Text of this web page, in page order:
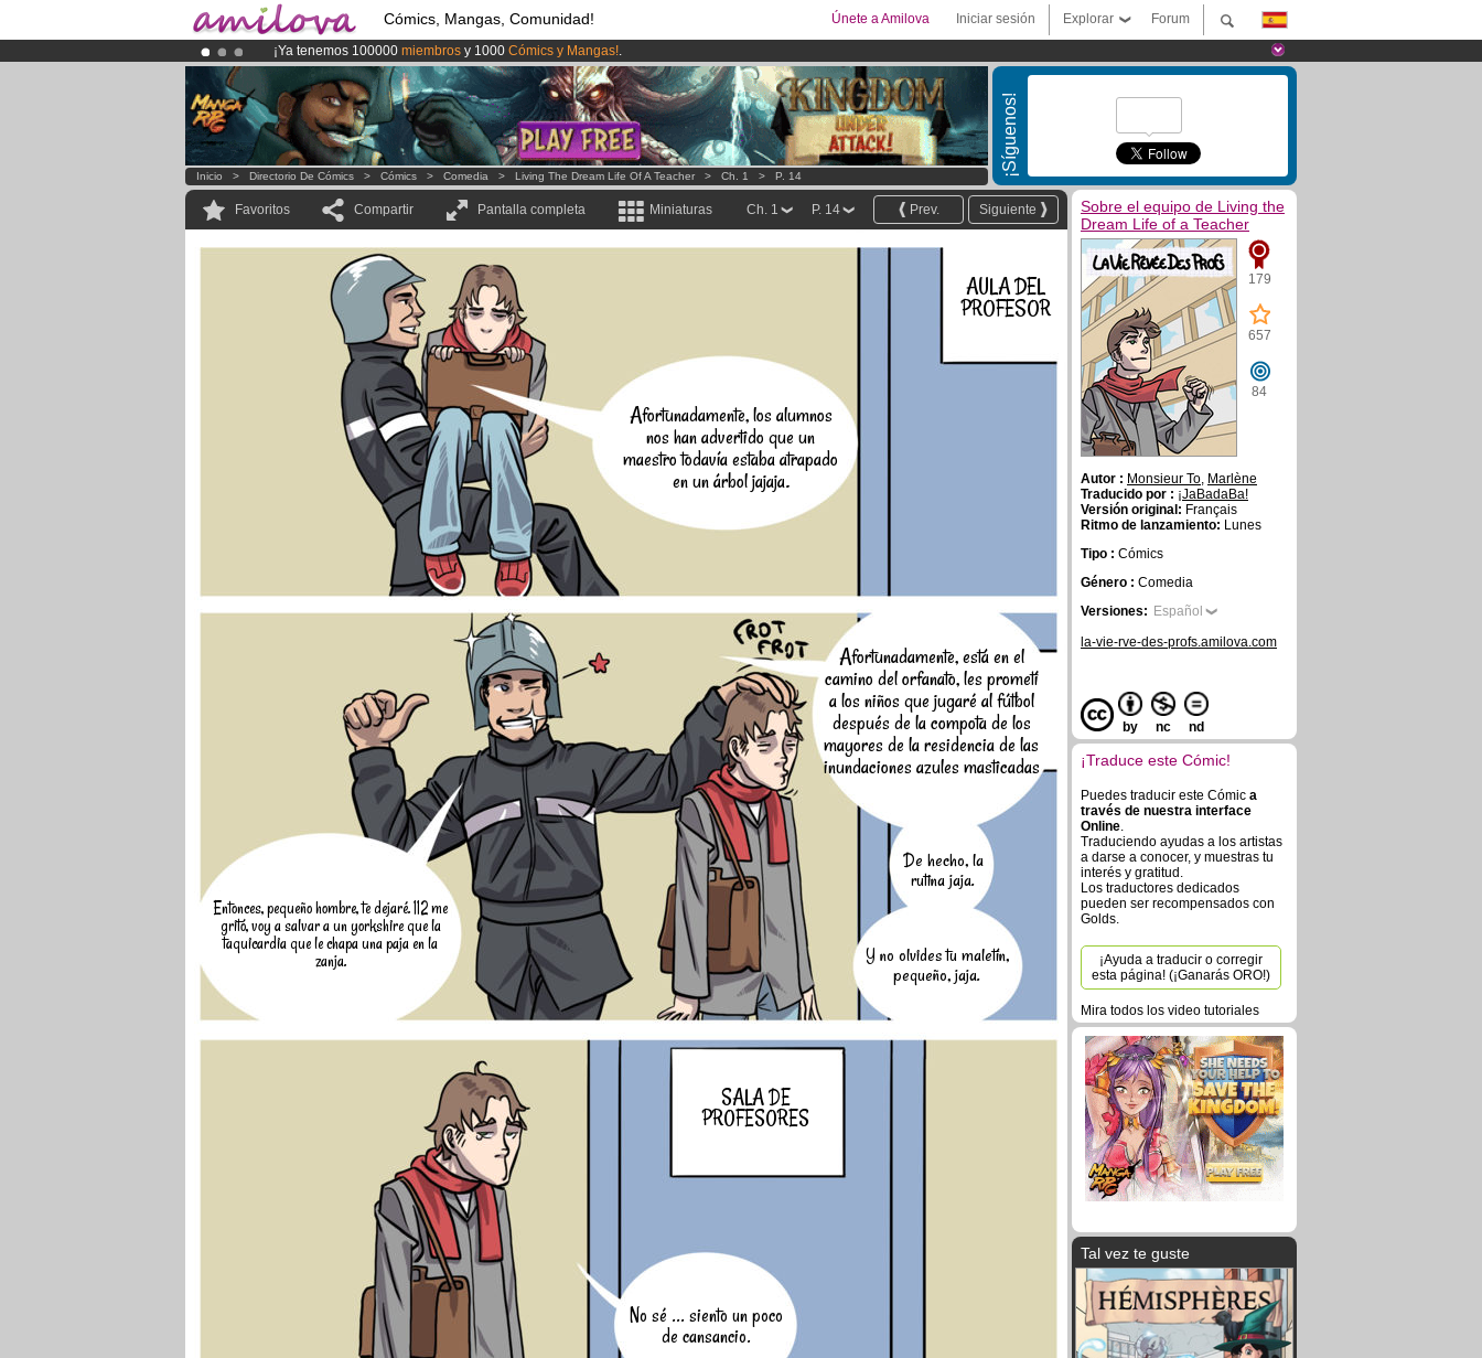
Cómics, Mangas, Comunidad! Forum
Explorar
Iniciar sesión
Únete a Amilova
¡Ya tenemos 100000 miembros y 1000 Cómics y Mangas!.
¡El Kickstarter Amilova está desormado lanzado!.
¡Conviertete en Premium por3.95 euros al mes!Hazte Premium ya
¡Síguenos!
Inicio > Directorio De Cómics > Cómics > Comedia > Living The Dream Life Of A Teacher > Ch. 1 > P. 14
Favoritos Compartir Pantalla completa Miniaturas Siguiente
Prev.
P. 14
Ch. 1
Afortunadamente, los alumnos
nos han advertido que un
maestro todavía estaba atrapado
en un árbol jajaja.
Afortunadamente, está en el
camino del orfanato, les prometí
a los niños que jugaré al fútbol
después de la compota de los
mayores de la residencia de las
inundaciones azules masticadas
AULA DEL
PROFESOR
SALA DE
PROFESORES
Y no olvides tu maletín,
pequeño, jaja.
Entonces, pequeño hombre, te dejaré. 112 me
gritó, voy a salvar a un yorkshire que la
taquicardia que le chapa una paja en la
zanja.
No sé ... siento un poco
de cansancio.
De hecho, la
rutina jaja.
Sobre el equipo de Living the
Dream Life of a Teacher
179
657
84
Autor : Monsieur To, Marlène
Traducido por : ¡JaBadaBa!
Versión original: Français
Ritmo de lanzamiento: Lunes
Tipo : Cómics
Género : Comedia
Versiones: Español
la-vie-rve-des-profs.amilova.com
by nc nd
¡Traduce este Cómic!
Puedes traducir este Cómic a
través de nuestra interface
Online.
Traduciendo ayudas a los artistas
a darse a conocer, y muestras tu
interés y gratitud.
Los traductores dedicados
pueden ser recompensados con
Golds.
¡Ayuda a traducir o corregir
esta página! (¡Ganarás ORO!)
Mira todos los video tutoriales
Tal vez te guste